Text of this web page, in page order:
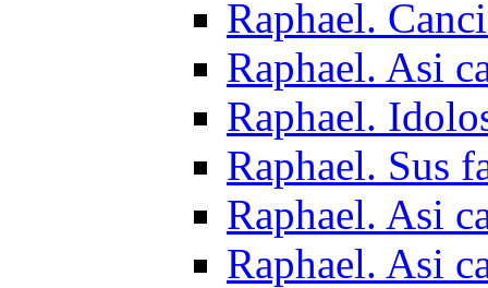
Raphael.
Raphael. Asi
Raphael.
Raphael. Sus
Raphael. Asi
Raphael. Asi